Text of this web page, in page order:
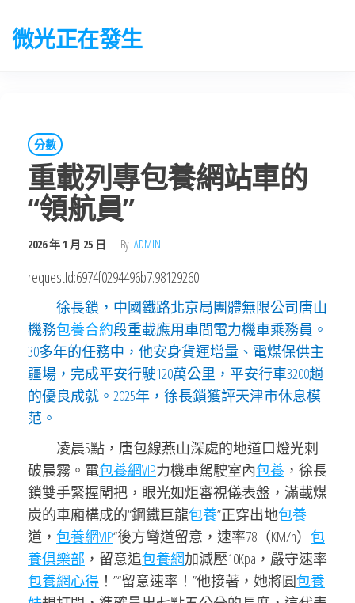
微光正在發生
分數
重載列專包養網站車的
“領航員”
2026 年 1 月 25 日 By ADMIN
requestId:6974f0294496b7.98129260.
徐長鎖，中國鐵路北京局團體無限公司唐山
機務包養合約段重載應用車間電力機車乘務員。
30多年的任務中，他安身貨運增量、電煤保供主
疆場，完成平安行駛120萬公里，平安行車3200趟
的優良成就。2025年，徐長鎖獲評天津市休息模
范。
凌晨5點，唐包線燕山深處的地道口燈光刺
破晨霧。電包養網VIP力機車駕駛室內包養 ，徐長
鎖雙手緊握閘把，眼光如炬審視儀表盤，滿載煤
炭的車廂構成的“鋼鐵巨龍包養”正穿出地包養
道， 包養網VIP“後方彎道留意，速率78（KM/h） 包
養俱樂部 ，留意追包養網加減壓10Kpa，嚴守速率
包養網心得 ！”“留意速率！”他接著，她將圓包養